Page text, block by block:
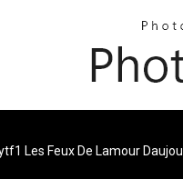
Les Feux De Lamour